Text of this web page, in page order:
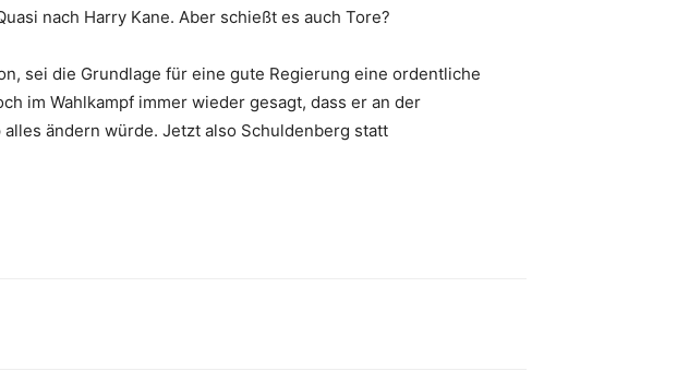
nach Harry Kane. Aber schießt es auch Tore?
sei die Grundlage für eine gute Regierung eine ordentliche
im Wahlkampf immer wieder gesagt, dass er an der
ändern würde. Jetzt also Schuldenberg statt